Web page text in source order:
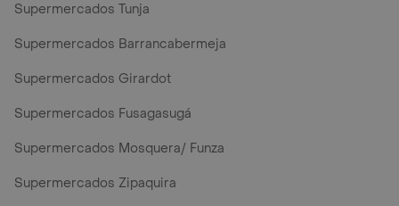
Supermercados Tunja
Supermercados Barrancabermeja
Supermercados Girardot
Supermercados Fusagasugá
Supermercados Mosquera/ Funza
Supermercados Zipaquira